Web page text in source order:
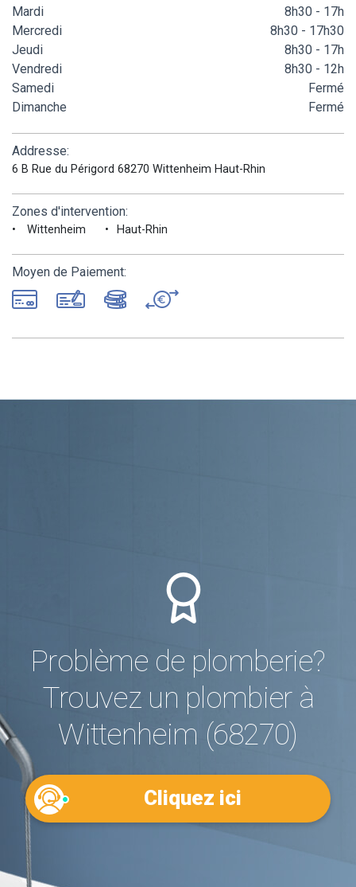
Mardi
8h30 - 17h
Mercredi
8h30 - 17h30
Jeudi
8h30 - 17h
Vendredi
8h30 - 12h
Samedi
Fermé
Dimanche
Fermé
Addresse:
6 B Rue du Périgord 68270 Wittenheim Haut-Rhin
Zones d'intervention:
Wittenheim Haut-Rhin
Moyen de Paiement:
Problème de plomberie?
Trouvez un plombier à
Wittenheim (68270)
Cliquez ici